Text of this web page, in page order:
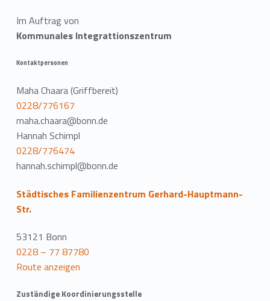
Im Auftrag von
Kommunales Integrattionszentrum
Kontaktpersonen
Maha Chaara (Griffbereit)
0228/776167
maha.chaara@bonn.de
Hannah Schimpl
0228/776474
hannah.schimpl@bonn.de
Städtisches Familienzentrum Gerhard-Hauptmann-
Str.
53121 Bonn
0228 – 77 87780
Route anzeigen
Zuständige Koordinierungsstelle